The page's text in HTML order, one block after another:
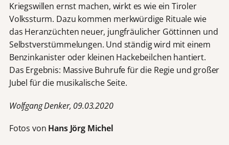
Kriegswillen ernst machen, wirkt es wie ein Tiroler
Volkssturm. Dazu kommen merkwürdige Rituale wie
das Heranzüchten neuer, jungfräulicher Göttinnen und
Selbstverstümmelungen. Und ständig wird mit einem
Benzinkanister oder kleinen Hackebeilchen hantiert.
Das Ergebnis: Massive Buhrufe für die Regie und großer
Jubel für die musikalische Seite.
Wolfgang Denker, 09.03.2020
Fotos von Hans Jörg Michel